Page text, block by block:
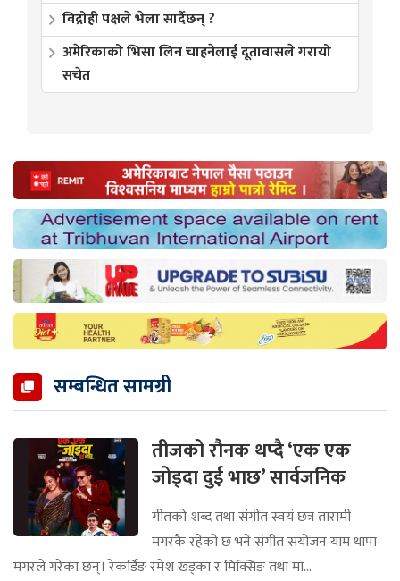
विद्रोही पक्षले भेला सार्दैछन् ?
अमेरिकाको भिसा लिन चाहनेलाई दूतावासले गरायो
सचेत
सम्बन्धित सामग्री
तीजको रौनक थप्दै ‘एक एक
जोड्दा दुई भाछ’ सार्वजनिक
गीतको शब्द तथा संगीत स्वयं छत्र तारामी
मगरकै रहेको छ भने संगीत संयोजन याम थापा
मगरले गरेका छन्। रेकर्डिङ रमेश खड्का र मिक्सिङ तथा मा...